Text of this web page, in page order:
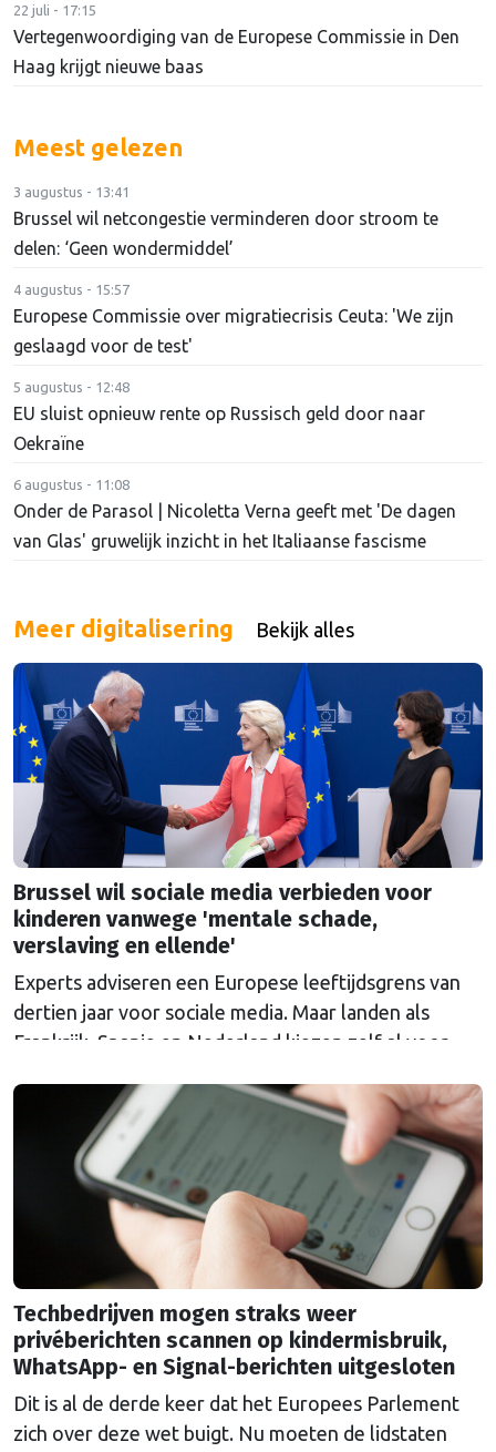
22 juli - 17:15
Vertegenwoordiging van de Europese Commissie in Den
Haag krijgt nieuwe baas
Meest gelezen
3 augustus - 13:41
Brussel wil netcongestie verminderen door stroom te
delen: ‘Geen wondermiddel’
4 augustus - 15:57
Europese Commissie over migratiecrisis Ceuta: 'We zijn
geslaagd voor de test'
5 augustus - 12:48
EU sluist opnieuw rente op Russisch geld door naar
Oekraïne
6 augustus - 11:08
Onder de Parasol | Nicoletta Verna geeft met 'De dagen
van Glas' gruwelijk inzicht in het Italiaanse fascisme
Meer digitalisering Bekijk alles
Brussel wil sociale media verbieden voor
kinderen vanwege 'mentale schade,
verslaving en ellende'
Experts adviseren een Europese leeftijdsgrens van
dertien jaar voor sociale media. Maar landen als
Frankrijk, Spanje en Nederland kiezen zelf al voor
Techbedrijven mogen straks weer
privéberichten scannen op kindermisbruik,
WhatsApp- en Signal-berichten uitgesloten
Dit is al de derde keer dat het Europees Parlement
zich over deze wet buigt. Nu moeten de lidstaten